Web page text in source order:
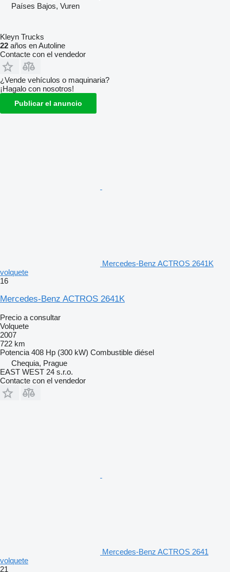
Países Bajos, Vuren
Kleyn Trucks
22 años en Autoline
Contacte con el vendedor
¿Vende vehículos o maquinaria?
¡Hagalo con nosotros!
Publicar el anuncio
Mercedes-Benz ACTROS 2641K
volquete
16
Mercedes-Benz ACTROS 2641K
Precio a consultar
Volquete
2007
722 km
Potencia 408 Hp (300 kW) Combustible diésel
Chequia, Prague
EAST WEST 24 s.r.o.
Contacte con el vendedor
Mercedes-Benz ACTROS 2641
volquete
21